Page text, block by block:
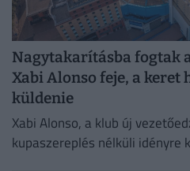
Nagytakarításba fogtak
Xabi Alonso feje, a keret
küldenie
Xabi Alonso, a klub új
kupaszereplés nélküli idényre